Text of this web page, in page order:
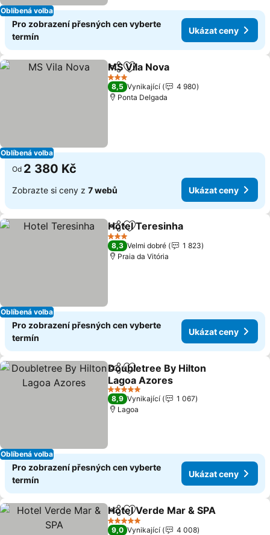
Oblíbená volba
Pro zobrazení přesných cen vyberte
termín
Ukázat ceny
Oblíbená volba
SdíletPřidat na seznam oblíbených
MS Vila Nova
3 Počet hvězdiček
8,5 Vynikající
4 980
Ponta Delgada
Od 2 380 Kč
Zobrazte si ceny z 7 webů Ukázat ceny
Oblíbená volba
SdíletPřidat na seznam oblíbených
Hotel Teresinha
3 Počet hvězdiček
8,3 Velmi dobré
1 823
Praia da Vitória
Pro zobrazení přesných cen vyberte
termín
Ukázat ceny
Oblíbená volba
SdíletPřidat na seznam oblíbených
Doubletree By Hilton
Lagoa Azores
5 Počet hvězdiček
8,9 Vynikající
1 067
Lagoa
Pro zobrazení přesných cen vyberte
termín
Ukázat ceny
SdíletPřidat na seznam oblíbených
Hotel Verde Mar & SPA
5 Počet hvězdiček
9,0 Vynikající
4 008